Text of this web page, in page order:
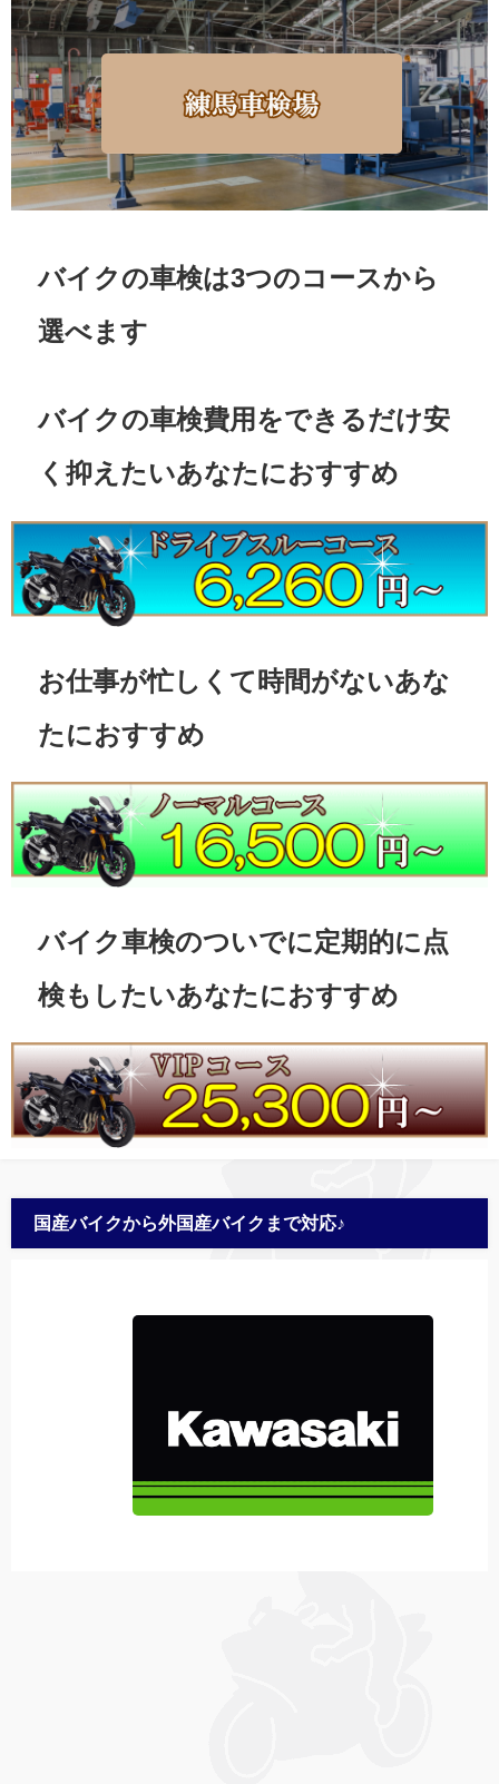
バイクの車検は3つのコースから
選べます
バイクの車検費用をできるだけ安
く抑えたいあなたにおすすめ
お仕事が忙しくて時間がないあな
たにおすすめ
バイク車検のついでに定期的に点
検もしたいあなたにおすすめ
国産バイクから外国産バイクまで対応♪